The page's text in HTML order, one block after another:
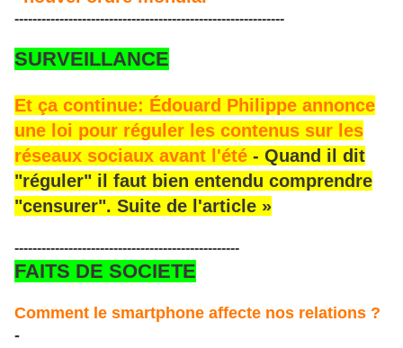
------------------------------------------------------------
SURVEILLANCE
Et ça continue: Édouard Philippe annonce
une loi pour réguler les contenus sur les
réseaux sociaux avant l'été - Quand il dit
"réguler" il faut bien entendu comprendre
"censurer". Suite de l'article »
--------------------------------------------------
FAITS DE SOCIETE
Comment le smartphone affecte nos relations ?
-